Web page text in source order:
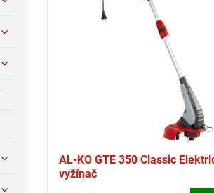
AL-KO GTE 350 Classic
vyžínač